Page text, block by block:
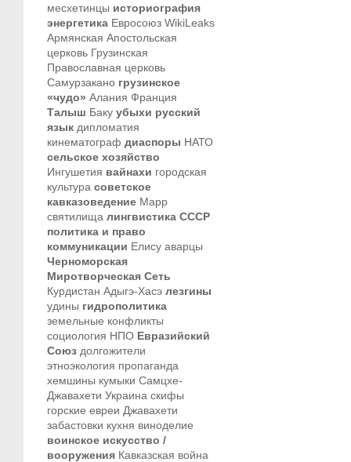
месхетинцы историография
энергетика Евросоюз WikiLeaks
Армянская Апостольская
церковь Грузинская
Православная церковь
Самурзакано грузинское
«чудо» Алания Франция
Талыш Баку убыхи русский
язык дипломатия
кинематограф диаспоры НАТО
сельское хозяйство
Ингушетия вайнахи городская
культура советское
кавказоведение Марр
святилища лингвистика СССР
политика и право
коммуникации Елису аварцы
Черноморская
Миротворческая Сеть
Курдистан Адыгэ-Хасэ лезгины
удины гидрополитика
земельные конфликты
социология НПО Евразийский
Союз долгожители
этноэкология пропаганда
хемшины кумыки Самцхе-
Джавахети Украина скифы
горские евреи Джавахети
забастовки кухня виноделие
воинское искусство /
вооружения Кавказская война